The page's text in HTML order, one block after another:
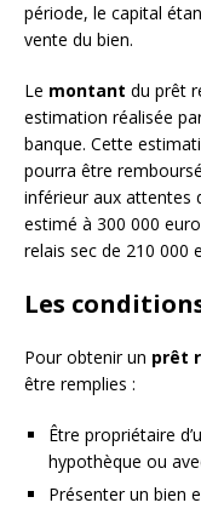
période, le capital
vente du bien.
Le montant du prêt
estimation réalisée
banque. Cette
pourra être
inférieur aux attentes
estimé à 300 000
relais sec de 210 000
Les
Pour obtenir un prêt
être remplies :
Être propriétaire
hypothèque ou
Présenter un bien